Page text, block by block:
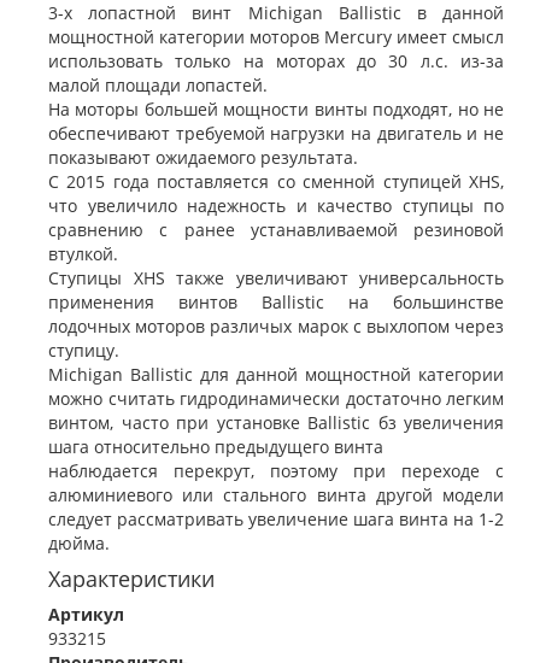
3-х лопастной винт Michigan Ballistic в данной
мощностной категории моторов Mercury имеет смысл
использовать только на моторах до 30 л.с. из-за
малой площади лопастей.
На моторы большей мощности винты подходят, но не
обеспечивают требуемой нагрузки на двигатель и не
показывают ожидаемого результата.
С 2015 года поставляется со сменной ступицей XHS,
что увеличило надежность и качество ступицы по
сравнению с ранее устанавливаемой резиновой
втулкой.
Ступицы XHS также увеличивают универсальность
применения винтов Ballistic на большинстве
лодочных моторов различых марок с выхлопом через
ступицу.
Michigan Ballistic для данной мощностной категории
можно считать гидродинамически достаточно легким
винтом, часто при установке Ballistic бз увеличения
шага относительно предыдущего винта
наблюдается перекрут, поэтому при переходе с
алюминиевого или стального винта другой модели
следует рассматривать увеличение шага винта на 1-2
дюйма.
Характеристики
Артикул
933215